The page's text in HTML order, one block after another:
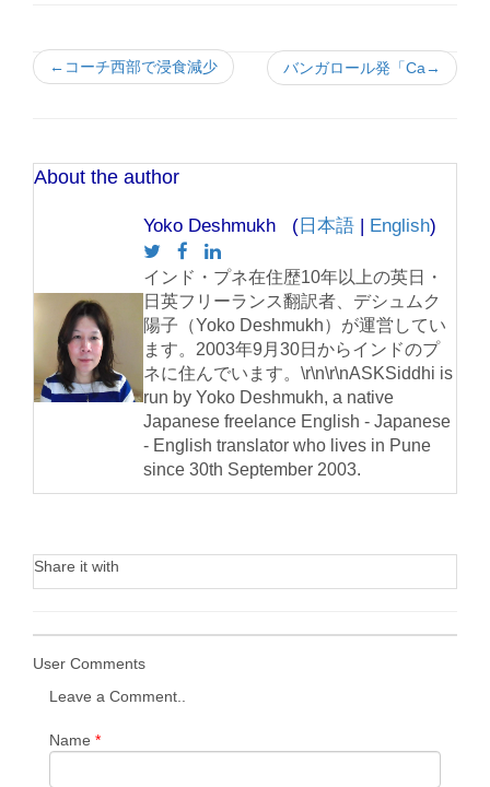
←コーチ西部で浸食減少 バンガロール発「Ca→
About the author
Yoko Deshmukh ( 日本語 | English)
インド・プネ在住歴10年以上の英日・
日英フリーランス翻訳者、デシュムク
陽子（Yoko Deshmukh）が運営してい
ます。2003年9月30日からインドのプ
ネに住んでいます。\r\n\r\nASKSiddhi is
run by Yoko Deshmukh, a native
Japanese freelance English - Japanese
- English translator who lives in Pune
since 30th September 2003.
Share it with
User Comments
Leave a Comment..
Name *